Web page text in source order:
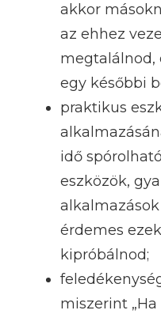
akkor
az ehhez
megtalálnod,
egy későbbi
praktikus
idő
eszközök,
érdemes
kipróbálnod;
miszerint